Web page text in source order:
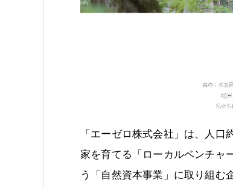
「エーゼロ株式会社」は、人
家を育てる「ローカルベンチャ
う「自然資本事業」に取り組む